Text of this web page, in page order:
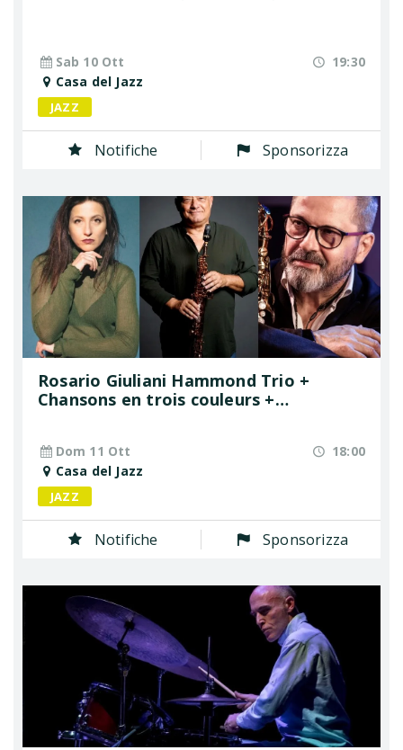
Sab 10 Ott
19:30
Casa del Jazz
JAZZ
Notifiche Sponsorizza
Rosario Giuliani Hammond Trio +
Chansons en trois couleurs +
Dom 11 Ott
18:00
Casa del Jazz
JAZZ
Notifiche Sponsorizza